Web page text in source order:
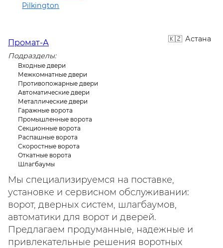
Pilkington
Астана
Промат-А
Подразделы:
Входные двери
Межкомнатные двери
Противопожарные двери
Автоматические двери
Металлические двери
Гаражные ворота
Промышленные ворота
Секционные ворота
Распашные ворота
Скоростные ворота
Откатные ворота
Шлагбаумы
Мы специализируемся на поставке,
установке и сервисном обслуживании:
ворот, дверных систем, шлагбаумов,
автоматики для ворот и дверей.
Предлагаем продуманные, надежные и
привлекательные решения воротных